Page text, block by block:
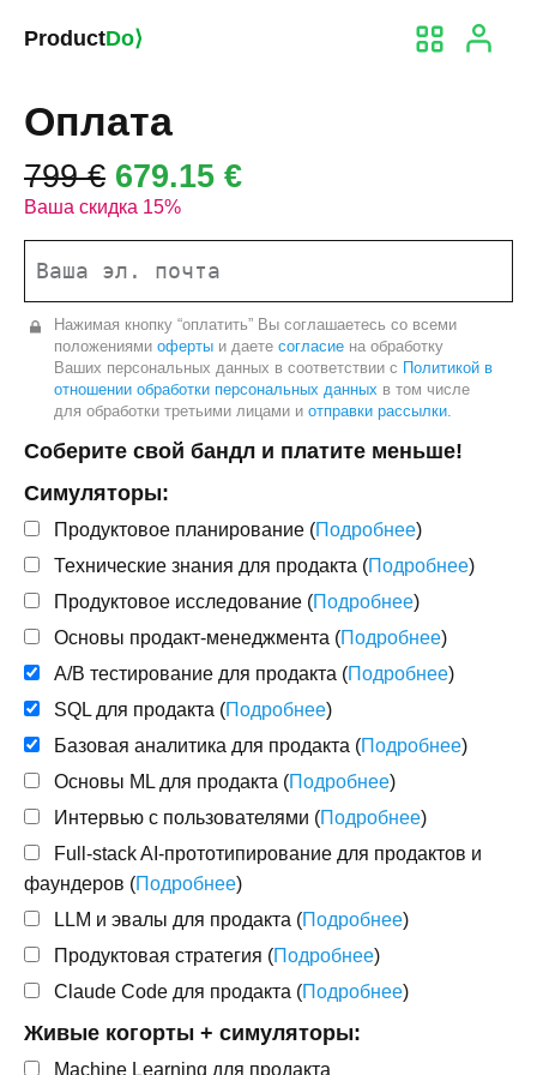
ProductDo⟩
Оплата
799€ 679.15 €
Ваша скидка 15%
Нажимая кнопку “оплатить” Вы соглашаетесь со всеми
положениями оферты и даете согласие
Ваших персональных данных в соответствии с Политикой в
отношении обработки персональных данных
для обработки третьими лицами и отправки рассылки.
Соберите свой бандл и платите меньше!
Симуляторы:
Продуктовое планирование (Подробнее)
Технические знания для продакта (Подробнее)
Продуктовое исследование (Подробнее)
Основы продакт-менеджмента (Подробнее)
A/B тестирование для продакта (Подробнее)
SQL для продакта (Подробнее)
Базовая аналитика для продакта (Подробнее)
Основы ML для продакта (Подробнее)
Интервью с пользователями (Подробнее)
Full-stack AI-прототипирование для продактов и
фаундеров (Подробнее)
LLM и эвалы для продакта (Подробнее)
Продуктовая стратегия (Подробнее)
Claude Code для продакта (Подробнее)
Живые когорты + симуляторы:
Machine Learning для продакта